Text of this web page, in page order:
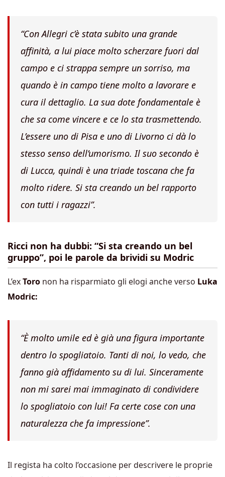
“Con Allegri c’è stata subito una grande
affinità, a lui piace molto scherzare fuori dal
campo e ci strappa sempre un sorriso, ma
quando è in campo tiene molto a lavorare e
cura il dettaglio. La sua dote fondamentale è
che sa come vincere e ce lo sta trasmettendo.
L’essere uno di Pisa e uno di Livorno ci dà lo
stesso senso dell’umorismo. Il suo secondo è
di Lucca, quindi è una triade toscana che fa
molto ridere. Si sta creando un bel rapporto
con tutti i ragazzi”.
Ricci non ha dubbi: “Si sta creando un bel
gruppo”, poi le parole da brividi su Modric
L’exToro non ha risparmiato gli elogi anche verso Luka
Modric:
“È molto umile ed è già una figura importante
dentro lo spogliatoio. Tanti di noi, lo vedo, che
fanno già affidamento su di lui. Sinceramente
non mi sarei mai immaginato di condividere
lo spogliatoio con lui! Fa certe cose con una
naturalezza che fa impressione”.
Il regista ha colto l’occasione per descrivere le proprie